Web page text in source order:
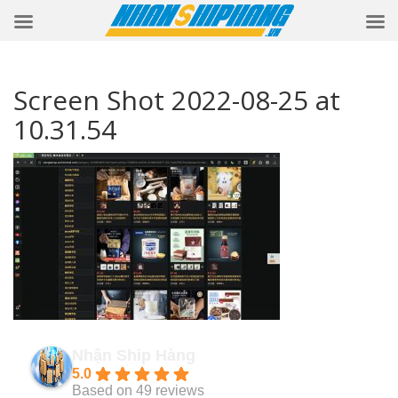
Screen Shot 2022-08-25 at
10.31.54
5.0
Based on 49 reviews